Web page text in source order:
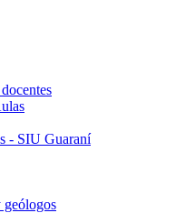
- SIU Guaraní